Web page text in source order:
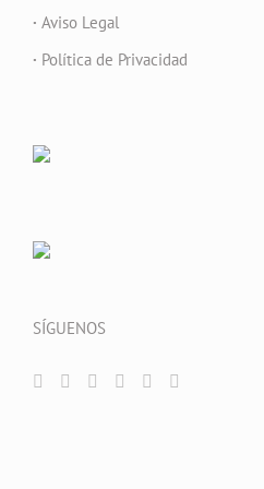
· Aviso Legal
· Política de Privacidad
SÍGUENOS